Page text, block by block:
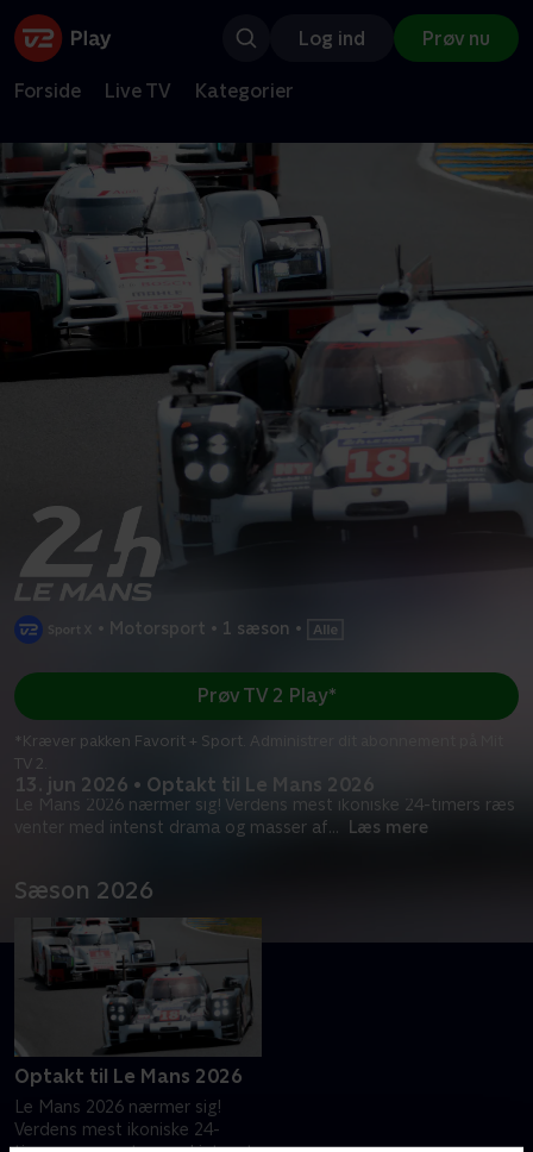
Log ind Prøv nu
Forside Live TV Kategorier
• Motorsport • 1 sæson •
13. jun 2026 • Optakt til Le Mans 2026
Le Mans 2026 nærmer sig! Verdens mest ikoniske 24-timers ræs
venter med intenst drama og masser af... Læs mere
Prøv TV 2 Play*
*Kræver pakken Favorit + Sport. Administrer dit abonnement på Mit
TV 2.
Sæson 2026
Optakt til Le Mans 2026
Le Mans 2026 nærmer sig!
Verdens mest ikoniske 24-